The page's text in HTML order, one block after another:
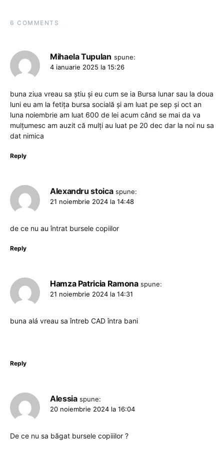
6 COMMENTS
Mihaela Tupulan spune:
4 ianuarie 2025 la 15:26
buna ziua vreau sa știu și eu cum se ia Bursa lunar sau la doua
luni eu am la fetița bursa socială și am luat pe sep și oct an
luna noiembrie am luat 600 de lei acum când se mai da va
mulțumesc am auzit că mulți au luat pe 20 dec dar la noi nu sa
dat nimica
Reply
Alexandru stoica spune:
21 noiembrie 2024 la 14:48
de ce nu au întrat bursele copiilor
Reply
Hamza Patricia Ramona spune:
21 noiembrie 2024 la 14:31
buna alá vreau sa întreb CAD întra bani
Reply
Alessia spune:
20 noiembrie 2024 la 16:04
De ce nu sa băgat bursele copiiilor ?